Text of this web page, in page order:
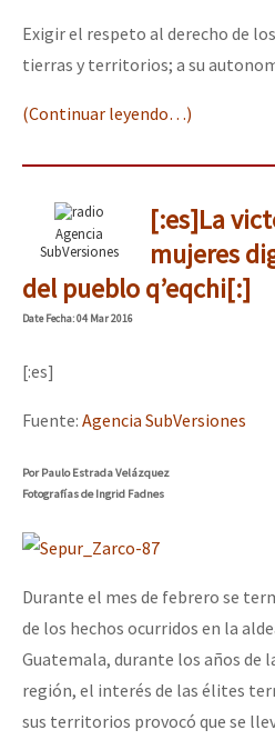
Exigir el respeto al derecho de
tierras y territorios; a su
(Continuar leyendo…)
Agencia
SubVersiones
[:es]La
mujeres
del pueblo q’eqchi[:]
DateFecha: 04 Mar 2016
[:es]
Fuente: Agencia SubVersiones
Por Paulo Estrada Velázquez
Fotografías de Ingrid Fadnes
Durante el mes de febrero se
de los hechos ocurridos en la
Guatemala, durante los años de
región, el interés de las élites
sus territorios provocó que se